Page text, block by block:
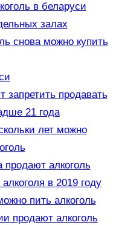
в беларуси
залах
снова можно купить
запретить продавать
21 года
лет можно
продают алкоголь
в 2019 году
пить алкоголь
продают алкоголь